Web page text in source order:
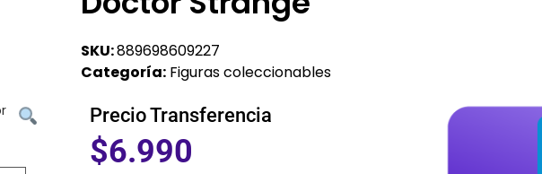
SKU:889698609227
Categoría: Figuras coleccionables
Precio Transferencia
$6.990